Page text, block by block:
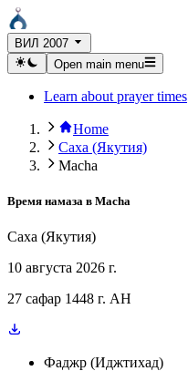
ВИЛ 2007
Open main menu
Learn about prayer times
Home
Саха (Якутия)
Macha
Время намаза в Macha
Саха (Якутия)
10 августа 2026 г.
27 сафар 1448 г. AH
Фаджр (Иджтихад)